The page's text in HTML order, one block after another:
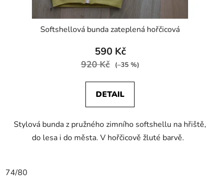
Softshellová bunda zateplená hořčicová
590 Kč
920 Kč (–35 %)
DETAIL
Stylová bunda z pružného zimního softshellu na hřiště,
do lesa i do města. V hořčicově žluté barvě.
74/80